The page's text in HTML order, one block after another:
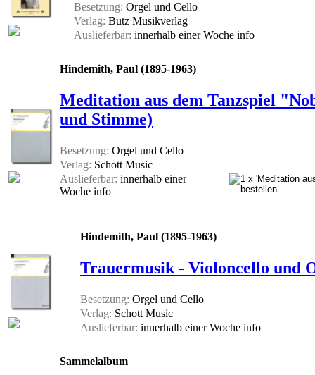
Besetzung: Orgel und Cello
Verlag: Butz Musikverlag
Auslieferbar: innerhalb einer Woche info
Hindemith, Paul (1895-1963)
Meditation aus dem Tanzspiel
und Stimme)
Besetzung: Orgel und Cello
Verlag: Schott Music
Auslieferbar: innerhalb einer
Woche info
Hindemith, Paul (1895-1963)
Trauermusik - Violoncello und
Besetzung: Orgel und Cello
Verlag: Schott Music
Auslieferbar: innerhalb einer Woche info
Sammelalbum